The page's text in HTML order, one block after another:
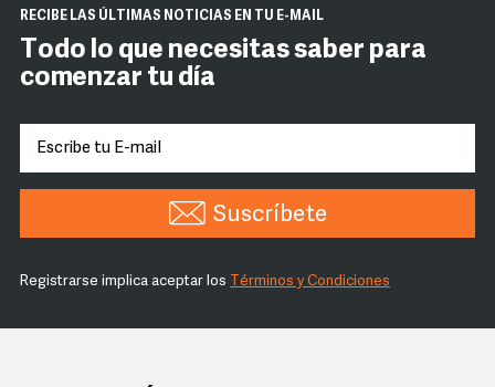
RECIBE LAS ÚLTIMAS NOTICIAS EN TU E-MAIL
Todo lo que necesitas saber para
comenzar tu día
Suscríbete
Registrarse implica aceptar los Términos y Condiciones